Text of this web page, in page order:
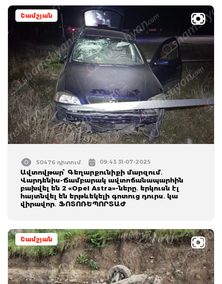
Շամշյան
50476 դիտում 09:43 31-07-2025
Ավտովթար՝ Գեղարքունիքի մարզում․
Վարդենիս-Ճամբարակ ավտոճանապարհին
բախվել են 2 «Opel Astra»-ները․ երկուսն էլ
հայտնվել են երթևեկելի գոտուց դուրս․ կա
վիրավոր․ ՖՈՏՈՌԵՊՈՐՏԱԺ
Շամշյան